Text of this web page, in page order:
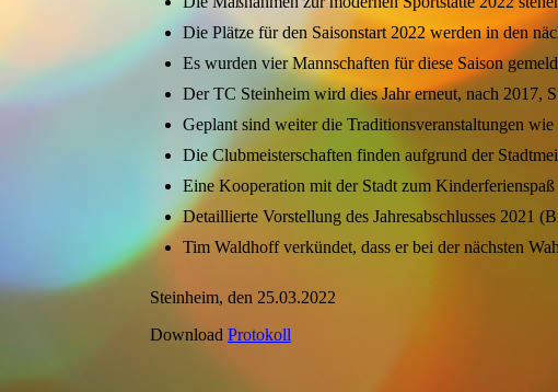
Die Plätze für den Saisonstart 2022 werden in den
Es wurden vier Mannschaften für diese Saison
Der TC Steinheim wird dies Jahr erneut, nach 2017,
Geplant sind weiter die Traditionsveranstaltungen
Die Clubmeisterschaften finden aufgrund der
Eine Kooperation mit der Stadt zum Kinderferienspaß
Detaillierte Vorstellung des Jahresabschlusses 2021
Tim Waldhoff verkündet, dass er bei der nächsten
Steinheim, den 25.03.2022
Download Protokoll